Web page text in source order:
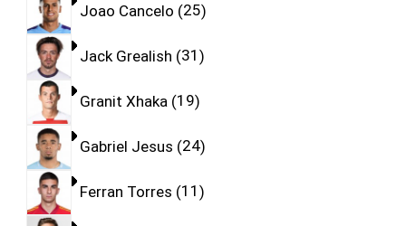
Joao Cancelo 25
Jack Grealish 31
Granit Xhaka 19
Gabriel Jesus 24
Ferran Torres 11